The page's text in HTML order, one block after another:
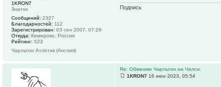
Подпись
1KRON7
Знаток
Сообщений: 2327
Благодарностей: 112
Зарегистрирован: 03 сен 2007, 07:26
Откуда: Кемерово, Россия
Рейтинг: 523
Чарльтон Атлетик (Англия)
Re: Обменяю Чарльтон на Челси.
1KRON7 16 июн 2023, 05:54